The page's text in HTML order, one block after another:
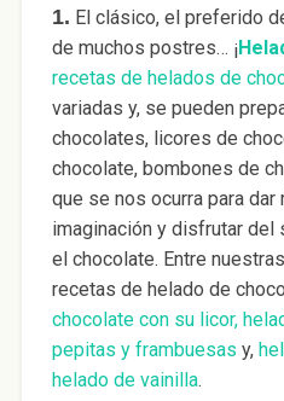
1. El clásico, el preferido
de muchos postres… ¡
recetas de helados de
variadas y, se pueden
chocolates, licores de
chocolate, bombones de
que se nos ocurra para
imaginación y disfrutar del
el chocolate. Entre
recetas de helado de
chocolate con su licor,
pepitas y frambuesas y,
helado de vainilla.